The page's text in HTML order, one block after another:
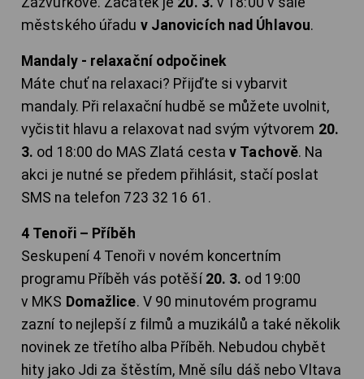
městského úřadu v Janovicích nad Úhlavou.
Mandaly - relaxační odpočinek
Máte chuť na relaxaci? Přijďte si vybarvit
mandaly. Při relaxační hudbě se můžete uvolnit,
vyčistit hlavu a relaxovat nad svým výtvorem 20.
3. od 18:00 do MAS Zlatá cestav Tachově. Na
akci je nutné se předem přihlásit, stačí poslat
SMS na telefon 723 32 16 61.
4 Tenoři – Příběh
Seskupení 4 Tenoři v novém koncertním
programu Příběh vás potěší 20. 3. od 19:00
v MKS Domažlice. V 90 minutovém programu
zazní to nejlepší z filmů a muzikálů a také několik
novinek ze třetího alba Příběh. Nebudou chybět
hity jako Jdi za štěstím, Mně sílu dáš nebo Vltava